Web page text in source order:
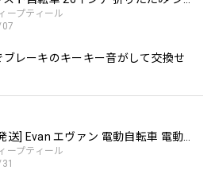
ープティール
レーキのキーキー音がして交換せ
ープティール